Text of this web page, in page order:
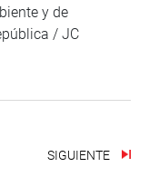
y de
/ JC
SIGUIENTE